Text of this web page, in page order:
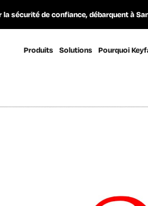
sécurité de confiance, débarquent à
Produits Solutions Pourquoi